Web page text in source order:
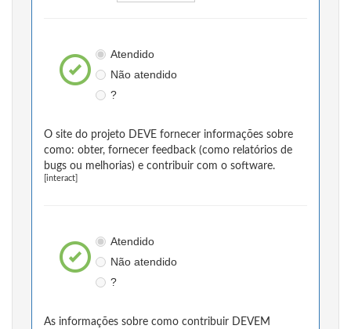
Atendido
Não atendido
?
O site do projeto DEVE fornecer informações sobre
como: obter, fornecer feedback (como relatórios de
bugs ou melhorias) e contribuir com o software.
[interact]
Atendido
Não atendido
?
As informações sobre como contribuir DEVEM